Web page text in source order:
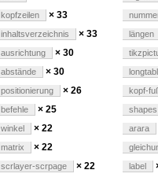
kopfzeilen × 33
inhaltsverzeichnis × 33
ausrichtung × 30
abstände × 30
positionierung × 26
befehle × 25
winkel × 22
matrix × 22
scrlayer-scrpage × 22
längen
kopf-
shapes
arara
label